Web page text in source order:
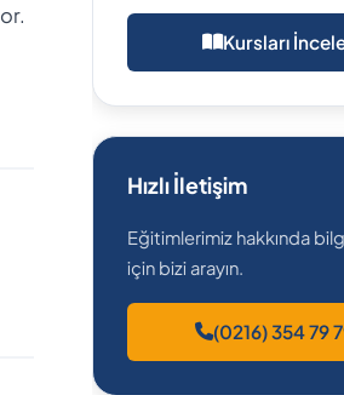
Kursları
Hızlı İletişim
Eğitimlerimiz hakkında
için bizi arayın.
(0216) 354 79